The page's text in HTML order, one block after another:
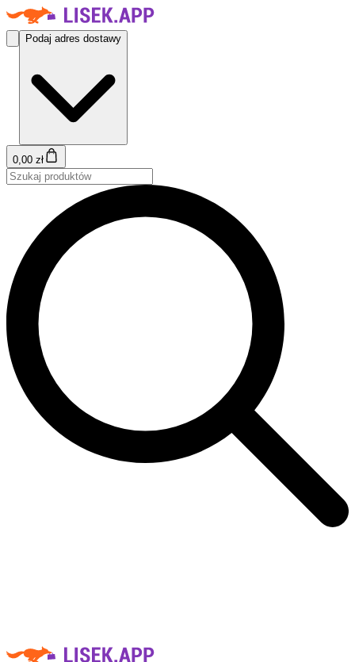
Podaj adres dostawy
0,00 zł